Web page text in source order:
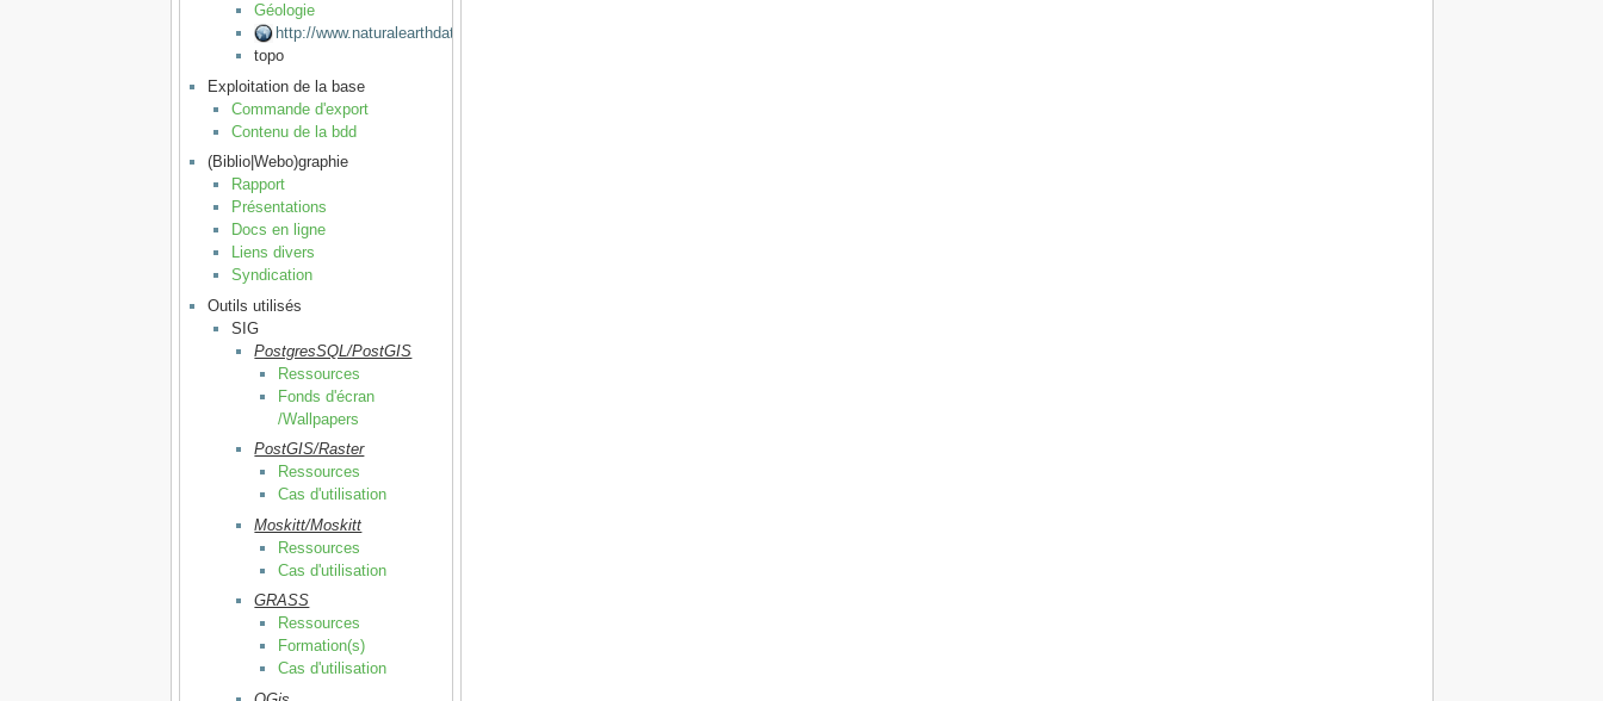
Géologie
http://www.naturalearthdata.com
topo
Exploitation de la base
Commande d'export
Contenu de la bdd
(Biblio|Webo)graphie
Rapport
Présentations
Docs en ligne
Liens divers
Syndication
Outils utilisés
SIG
PostgresSQL/PostGIS
Ressources
Fonds d'écran
/Wallpapers
PostGIS/Raster
Ressources
Cas d'utilisation
Moskitt/Moskitt
Ressources
Cas d'utilisation
GRASS
Ressources
Formation(s)
Cas d'utilisation